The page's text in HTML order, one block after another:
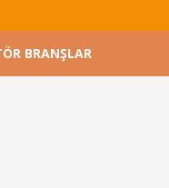
BRANŞLAR